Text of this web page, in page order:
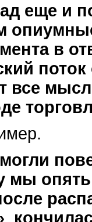
еще и
в
все
мы